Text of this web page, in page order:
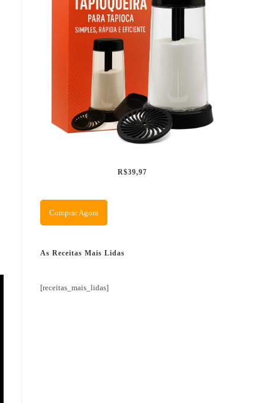
R$39,97
Comprar Agora
As Receitas Mais Lidas
[receitas_mais_lidas]